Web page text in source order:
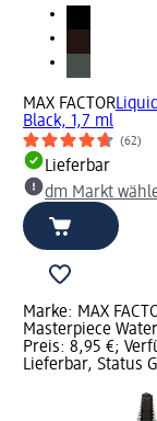
MAX FACTOR
Black, 1,7 ml
(62)
Lieferbar
dm Markt
Marke: MAX
Masterpiece
Preis: 8,95 €;
Lieferbar, Status